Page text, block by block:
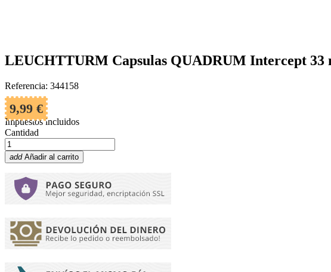
LEUCHTTURM Capsulas QUADRUM Intercept 33
Referencia: 344158
9,99 €
Impuestos incluidos
Cantidad
add Añadir al carrito